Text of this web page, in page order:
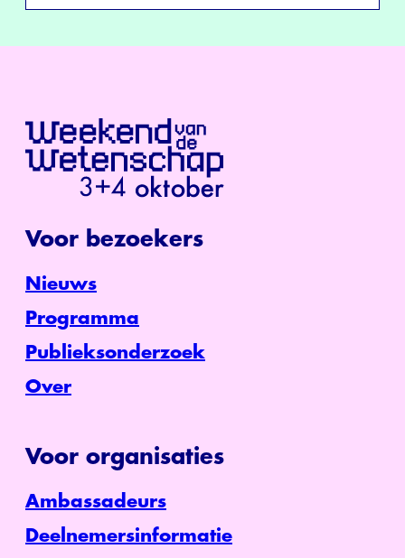
Voor bezoekers
Nieuws
Programma
Publieksonderzoek
Over
Voor organisaties
Ambassadeurs
Deelnemersinformatie